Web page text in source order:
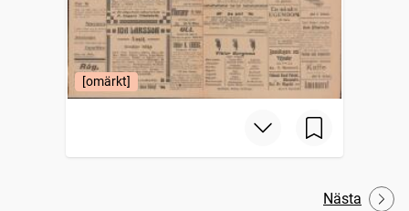
[omärkt]
Nästa